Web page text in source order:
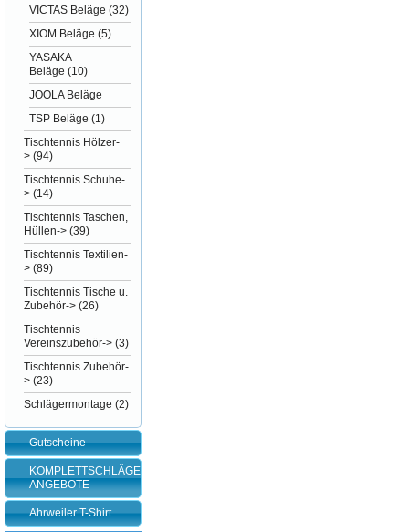
VICTAS Beläge (32)
XIOM Beläge (5)
YASAKA
Beläge (10)
JOOLA Beläge
TSP Beläge (1)
Tischtennis Hölzer-
> (94)
Tischtennis Schuhe-
> (14)
Tischtennis Taschen,
Hüllen-> (39)
Tischtennis Textilien-
> (89)
Tischtennis Tische u.
Zubehör-> (26)
Tischtennis
Vereinszubehör-> (3)
Tischtennis Zubehör-
> (23)
Schlägermontage (2)
Gutscheine
KOMPLETTSCHLÄGER-
ANGEBOTE
Ahrweiler T-Shirt